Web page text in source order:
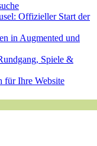
Offizieller Start der
in Augmented und
Spiele &
für Ihre Website